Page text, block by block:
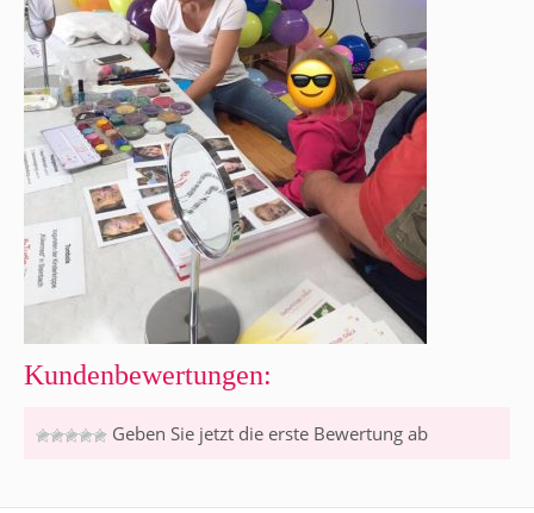
Kundenbewertungen:
Geben Sie jetzt die erste Bewertung ab